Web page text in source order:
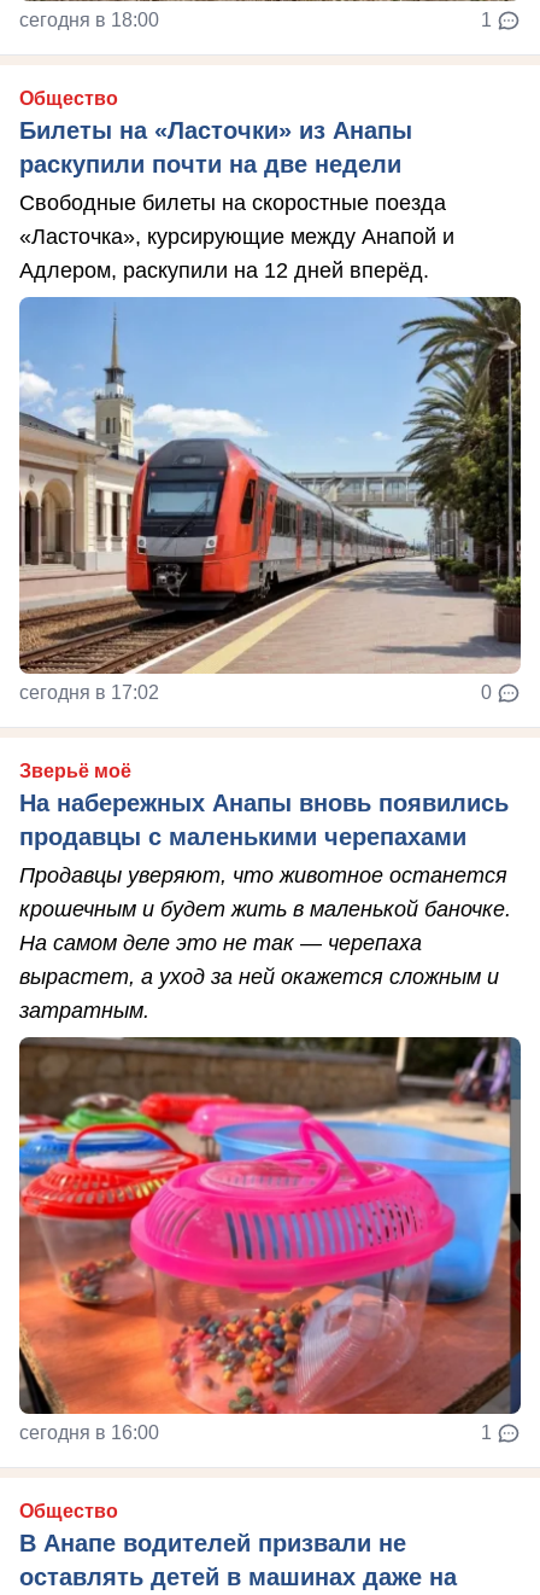
сегодня в 18:00 1
Общество
Билеты на «Ласточки» из Анапы
раскупили почти на две недели
Свободные билеты на скоростные поезда
«Ласточка», курсирующие между Анапой и
Адлером, раскупили на 12 дней вперёд.
сегодня в 17:02 0
Зверьё моё
На набережных Анапы вновь появились
продавцы с маленькими черепахами
Продавцы уверяют, что животное останется
крошечным и будет жить в маленькой баночке.
На самом деле это не так — черепаха
вырастет, а уход за ней окажется сложным и
затратным.
сегодня в 16:00 1
Общество
В Анапе водителей призвали не
оставлять детей в машинах даже на